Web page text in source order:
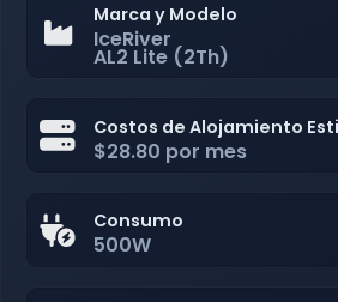
Marca y Modelo
IceRiver
AL2 Lite (2Th)
Costos de Alojamiento
$28.80 por mes
Consumo
500W